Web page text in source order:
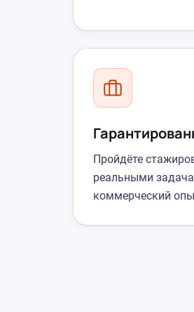
Пройдёте
реальными
коммерческий